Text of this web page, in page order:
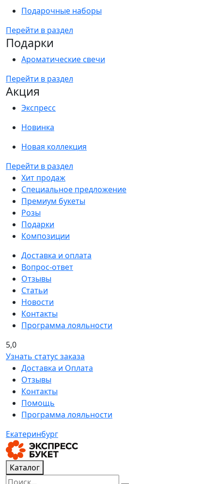
Подарочные наборы
Перейти в раздел
Подарки
Ароматические свечи
Перейти в раздел
Акция
Экспресс
Новинка
Новая коллекция
Перейти в раздел
Хит продаж
Специальное предложение
Премиум букеты
Розы
Подарки
Композиции
Доставка и оплата
Вопрос-ответ
Отзывы
Статьи
Новости
Контакты
Программа лояльности
5,0
Узнать статус заказа
Доставка и Оплата
Отзывы
Контакты
Помощь
Программа лояльности
Екатеринбург
Каталог